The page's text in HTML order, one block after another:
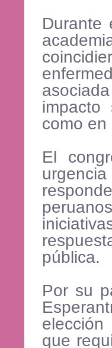
Durante
como en
El
pública.
Por su
elección
que